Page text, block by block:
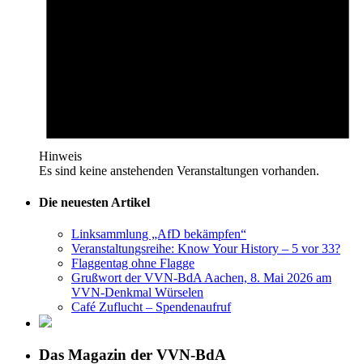
Hinweis
Es sind keine anstehenden Veranstaltungen vorhanden.
Die neuesten Artikel
Linksammlung „AfD bekämpfen“
Veranstaltungsreihe: Know Your History – 5 vor 33?
Flaggentag ohne Flagge
Grußwort der VVN-BdA Aachen, 8. Mai 2026 am
VVN-Denkmal Würselen
Café Zuflucht – Spendenaufruf
Das Magazin der VVN-BdA